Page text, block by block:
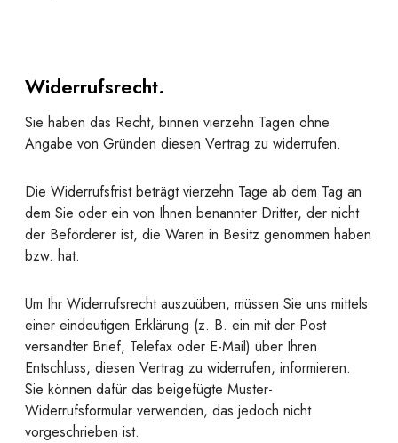
Widerrufsrecht.
Sie haben das Recht, binnen vierzehn Tagen ohne
Angabe von Gründen diesen Vertrag zu widerrufen.
Die Widerrufsfrist beträgt vierzehn Tage ab dem Tag an
dem Sie oder ein von Ihnen benannter Dritter, der nicht
der Beförderer ist, die Waren in Besitz genommen haben
bzw. hat.
Um Ihr Widerrufsrecht auszuüben, müssen Sie uns mittels
einer eindeutigen Erklärung (z. B. ein mit der Post
versandter Brief, Telefax oder E-Mail) über Ihren
Entschluss, diesen Vertrag zu widerrufen, informieren.
Sie können dafür das beigefügte Muster-
Widerrufsformular verwenden, das jedoch nicht
vorgeschrieben ist.